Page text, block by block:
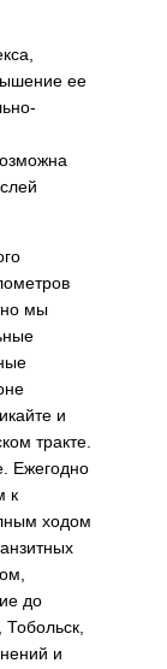
ее
мы
и
тракте.
Ежегодно
к
ходом
до
и